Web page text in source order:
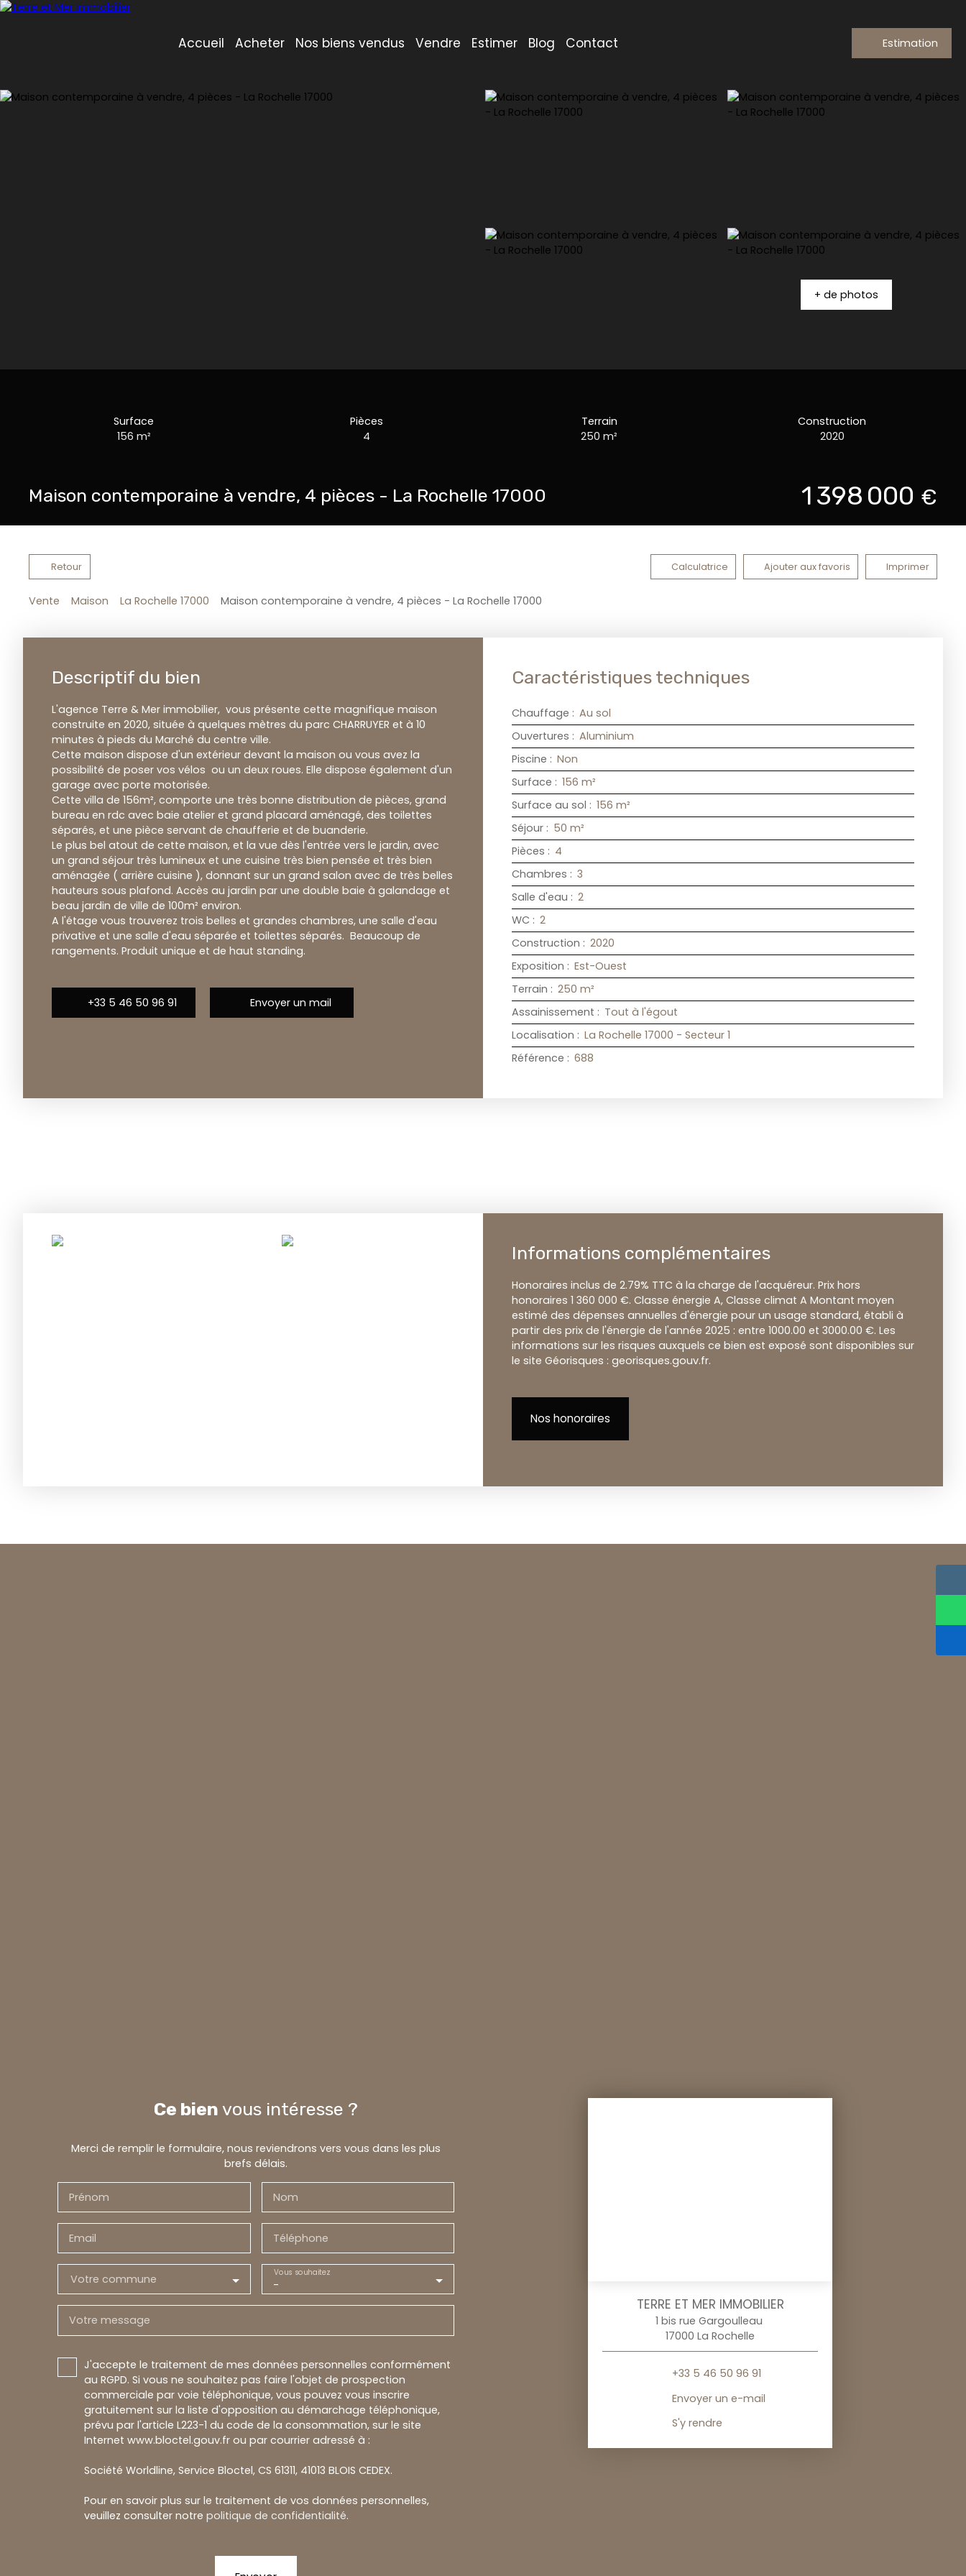
Accueil Acheter Nos biens vendus Vendre Estimer Blog Contact Estimation
+ de photos
Surface
156 m²
Pièces
4
Terrain
250m²
Construction
2020
Maison contemporaine à vendre, 4 pièces - La Rochelle 17000 1 398 000 €
Retour Calculatrice Ajouter aux favoris Imprimer
Vente Maison La Rochelle 17000 Maison contemporaine à vendre, 4 pièces - La Rochelle 17000
Descriptif du bien
L'agence Terre & Mer immobilier, vous présente cette magnifique maison
construite en 2020, située à quelques mètres du parc CHARRUYER et à 10
minutes à pieds du Marché du centre ville.
Cette maison dispose d'un extérieur devant la maison ou vous avez la
possibilité de poser vos vélos ou un deux roues. Elle dispose également d'un
garage avec porte motorisée.
Cette villa de 156m², comporte une très bonne distribution de pièces, grand
bureau en rdc avec baie atelier et grand placard aménagé, des toilettes
séparés, et une pièce servant de chaufferie et de buanderie.
Le plus bel atout de cette maison, et la vue dès l'entrée vers le jardin, avec
un grand séjour très lumineux et une cuisine très bien pensée et très bien
aménagée ( arrière cuisine ), donnant sur un grand salon avec de très belles
hauteurs sous plafond. Accès au jardin par une double baie à galandage et
beau jardin de ville de 100m² environ.
A l'étage vous trouverez trois belles et grandes chambres, une salle d'eau
privative et une salle d'eau séparée et toilettes séparés. Beaucoup de
rangements. Produit unique et de haut standing.
+33 5 46 50 96 91 Envoyer un mail
Caractéristiques techniques
Chauffage : Au sol
Ouvertures : Aluminium
Piscine : Non
Surface : 156 m²
Surface au sol : 156 m²
Séjour : 50 m²
Pièces : 4
Chambres : 3
Salle d'eau : 2
WC : 2
Construction : 2020
Exposition : Est-Ouest
Terrain : 250 m²
Assainissement : Tout à l'égout
Localisation : La Rochelle 17000 - Secteur 1
Référence : 688
Informations complémentaires
Honoraires inclus de 2.79% TTC à la charge de l'acquéreur. Prix hors
honoraires 1 360 000 €. Classe énergie A, Classe climat A Montant moyen
estimé des dépenses annuelles d'énergie pour un usage standard, établi à
partir des prix de l'énergie de l'année 2025 : entre 1000.00 et 3000.00 €. Les
informations sur les risques auxquels ce bien est exposé sont disponibles sur
le site Géorisques : georisques.gouv.fr.
Nos honoraires
Ce bien vous intéresse ?
Merci de remplir le formulaire, nous reviendrons vers vous dans les plus
brefs délais.
Prénom Nom
Email Téléphone
Votre commune -
Vous souhaitez
Votre message
J'accepte le traitement de mes données personnelles conformément
au RGPD. Si vous ne souhaitez pas faire l'objet de prospection
commerciale par voie téléphonique, vous pouvez vous inscrire
gratuitement sur la liste d'opposition au démarchage téléphonique,
prévu par l'article L223-1 du code de la consommation, sur le site
Internet www.bloctel.gouv.fr ou par courrier adressé à :
Société Worldline, Service Bloctel, CS 61311, 41013 BLOIS CEDEX.
Pour en savoir plus sur le traitement de vos données personnelles,
veuillez consulter notre politique de confidentialité.
TERRE ET MER IMMOBILIER
1 bis rue Gargoulleau
17000 La Rochelle
+33 5 46 50 96 91
Envoyer un e-mail
S'y rendre